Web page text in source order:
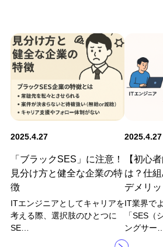
2025.4.27
「ブラックSES」に注意！
見分け方と健全な企業の特
徴
ITエンジニアとしてキャリアを
考える際、選択肢のひとつに
SE…
2025.4.27
【初心
は？仕
デメリ
IT業界で
「SES（
ングサー…